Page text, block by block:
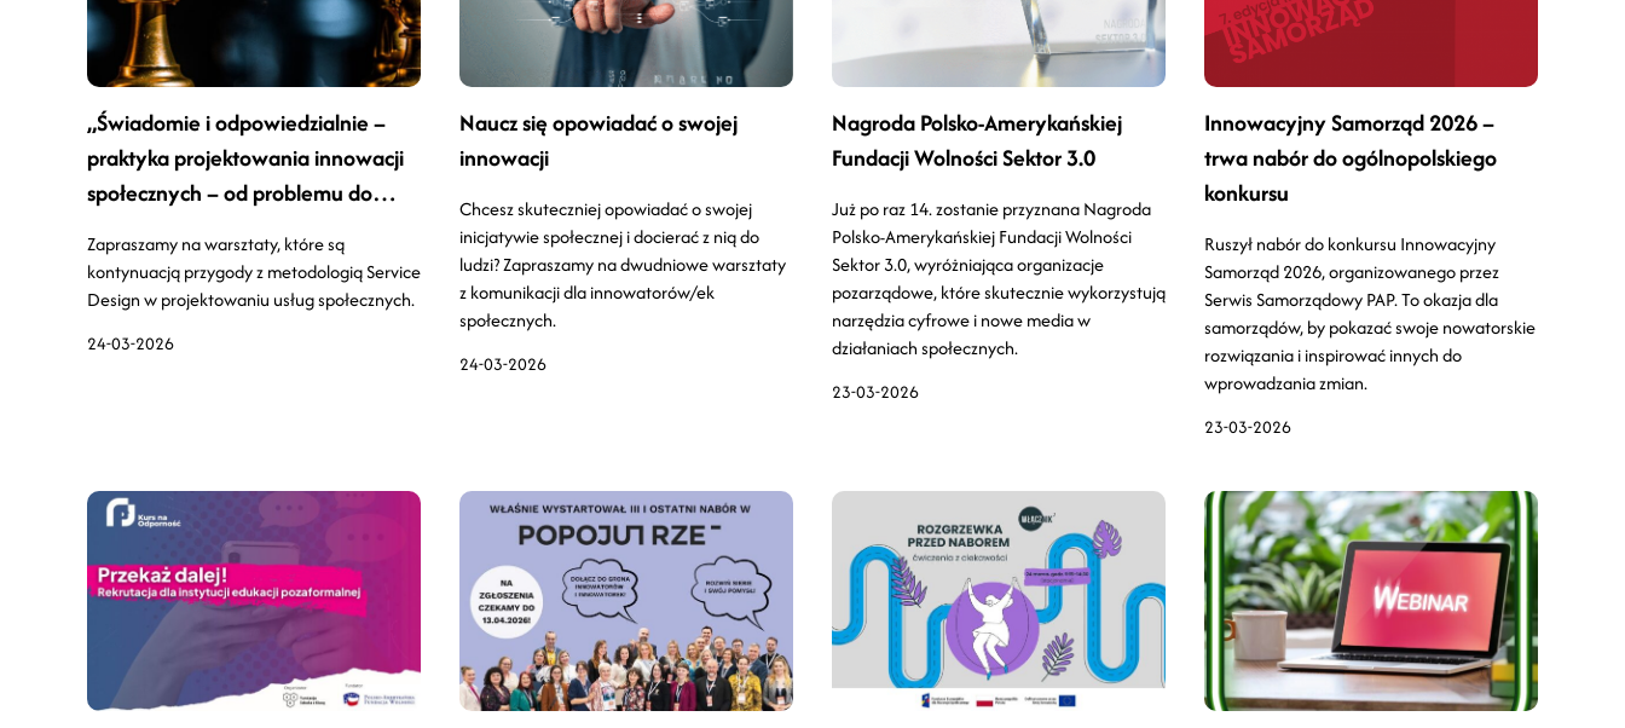
24-03-2026
„Świadomie i odpowiedzialnie –
praktyka projektowania innowacji
społecznych – od problemu do
Zapraszamy na warsztaty, które są
kontynuacją przygody z metodologią Service
Design w projektowaniu usług społecznych.
24-03-2026
Naucz się opowiadać o swojej
innowacji
Chcesz skuteczniej opowiadać o swojej
inicjatywie społecznej i docierać z nią do
ludzi? Zapraszamy na dwudniowe warsztaty
z komunikacji dla innowatorów/ek
społecznych.
23-03-2026
Nagroda Polsko-Amerykańskiej
Fundacji Wolności Sektor 3.0
Już po raz 14. zostanie przyznana Nagroda
Polsko-Amerykańskiej Fundacji Wolności
Sektor 3.0, wyróżniająca organizacje
pozarządowe, które skutecznie wykorzystują
narzędzia cyfrowe i nowe media w
działaniach społecznych.
23-03-2026
Innowacyjny Samorząd 2026 –
trwa nabór do ogólnopolskiego
konkursu
Ruszył nabór do konkursu Innowacyjny
Samorząd 2026, organizowanego przez
Serwis Samorządowy PAP. To okazja dla
samorządów, by pokazać swoje nowatorskie
rozwiązania i inspirować innych do
wprowadzania zmian.